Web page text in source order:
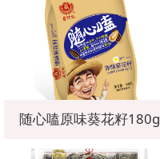
随心嗑原味葵花籽180g